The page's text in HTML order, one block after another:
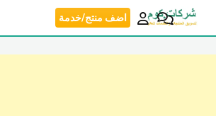
انتقل
اضف منتج/خدمة